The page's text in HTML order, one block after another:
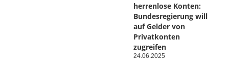
herrenlose Konten:
Bundesregierung will
auf Gelder von
Privatkonten
zugreifen
24.06.2025